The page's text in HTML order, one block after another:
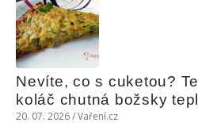
Nevíte, co s cuketou?
koláč chutná božsky
20. 07. 2026 / Vaření.cz